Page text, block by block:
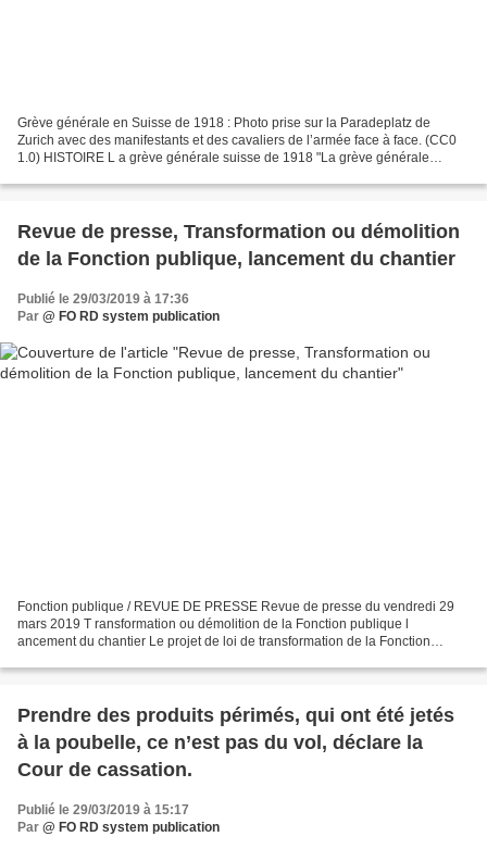
Grève générale en Suisse de 1918 : Photo prise sur la Paradeplatz de
Zurich avec des manifestants et des cavaliers de l’armée face à face. (CC0
1.0) HISTOIRE L a grève générale suisse de 1918 "La grève générale
Revue de presse, Transformation ou démolition
de la Fonction publique, lancement du chantier
Publié le 29/03/2019 à 17:36
Par @ FO RD system publication
Fonction publique / REVUE DE PRESSE Revue de presse du vendredi 29
mars 2019 T ransformation ou démolition de la Fonction publique l
ancement du chantier Le projet de loi de transformation de la Fonction
Prendre des produits périmés, qui ont été jetés
à la poubelle, ce n’est pas du vol, déclare la
Cour de cassation.
Publié le 29/03/2019 à 15:17
Par @ FO RD system publication